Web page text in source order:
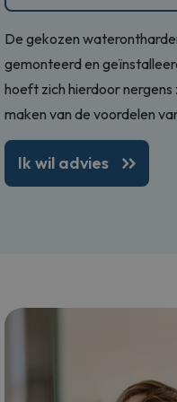
De gekozen
gemonteerd en
hoeft zich hierdoor
maken van de voordelen
Ik wil advies